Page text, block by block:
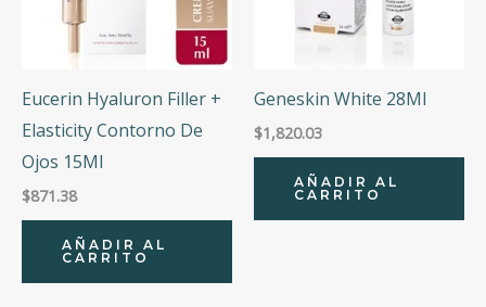
Eucerin Hyaluron Filler +
Elasticity Contorno De
Ojos 15Ml
$871.38
AÑADIR AL
CARRITO
Geneskin White 28Ml
$1,820.03
AÑADIR AL
CARRITO